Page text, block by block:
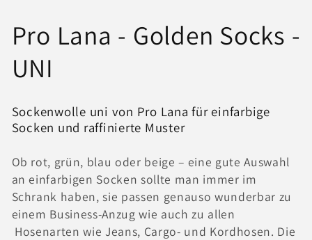
K
a
t
e
g
o
r
Pro Lana - Golden Socks -
UNI
Sockenwolle uni von Pro Lana für einfarbige
Socken und raffinierte Muster
Ob rot, grün, blau oder beige – eine gute Auswahl
an einfarbigen Socken sollte man immer im
Schrank haben, sie passen genauso wunderbar zu
einem Business-Anzug wie auch zu allen
Hosenarten wie Jeans, Cargo- und Kordhosen. Die